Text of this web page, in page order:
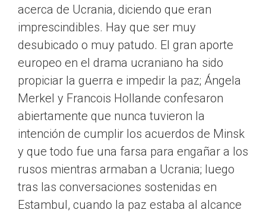
acerca de Ucrania, diciendo que eran
imprescindibles. Hay que ser muy
desubicado o muy patudo. El gran aporte
europeo en el drama ucraniano ha sido
propiciar la guerra e impedir la paz; Ángela
Merkel y Francois Hollande confesaron
abiertamente que nunca tuvieron la
intención de cumplir los acuerdos de Minsk
y que todo fue una farsa para engañar a los
rusos mientras armaban a Ucrania; luego
tras las conversaciones sostenidas en
Estambul, cuando la paz estaba al alcance